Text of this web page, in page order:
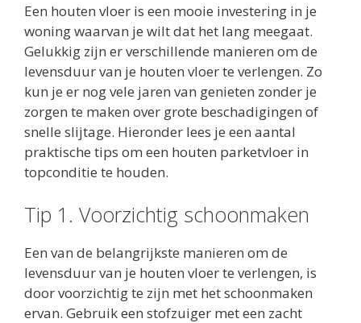
Een houten vloer is een mooie investering in je
woning waarvan je wilt dat het lang meegaat.
Gelukkig zijn er verschillende manieren om de
levensduur van je houten vloer te verlengen. Zo
kun je er nog vele jaren van genieten zonder je
zorgen te maken over grote beschadigingen of
snelle slijtage. Hieronder lees je een aantal
praktische tips om een houten parketvloer in
topconditie te houden.
Tip 1. Voorzichtig schoonmaken
Een van de belangrijkste manieren om de
levensduur van je houten vloer te verlengen, is
door voorzichtig te zijn met het schoonmaken
ervan. Gebruik een stofzuiger met een zacht